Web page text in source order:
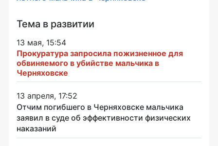
Тема в развитии
13 мая, 15:54
Прокуратура запросила пожизненное для
обвиняемого в убийстве мальчика в
Черняховске
13 апреля, 17:52
Отчим погибшего в Черняховске мальчика
заявил в суде об эффективности физических
наказаний